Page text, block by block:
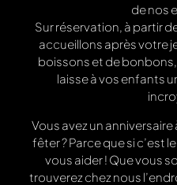
de nos
Sur réservation, à partir
accueillons après votre
boissons et de
laisse à vos enfants
Vous avez un
fêter ? Parce que si c’est
vous aider ! Que vous
trouverez chez nous